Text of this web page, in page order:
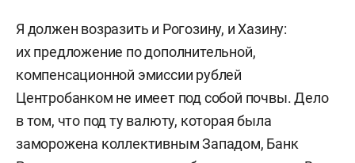
Я должен возразить и Рогозину, и Хазину:
их предложение по дополнительной,
компенсационной эмиссии рублей
Центробанком не имеет под собой почвы. Дело
в том, что под ту валюту, которая была
заморожена коллективным Западом, Банк